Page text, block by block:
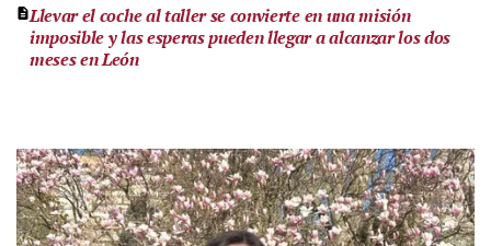
Llevar el coche al taller se convierte en una misión
imposible y las esperas pueden llegar a alcanzar los dos
meses en León